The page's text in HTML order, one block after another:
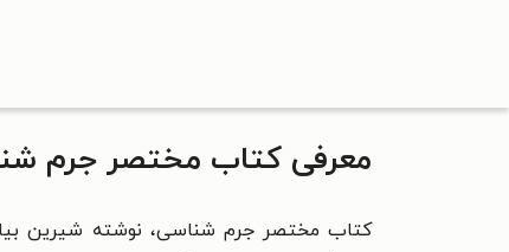
معرفی کتاب مختصر جرم
کتاب مختصر جرم شناسی، نوشته شیرین